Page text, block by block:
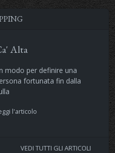
Alta
modo per definire una
fortunata fin dalla
l'articolo
VEDI TUTTI GLI ARTICOLI